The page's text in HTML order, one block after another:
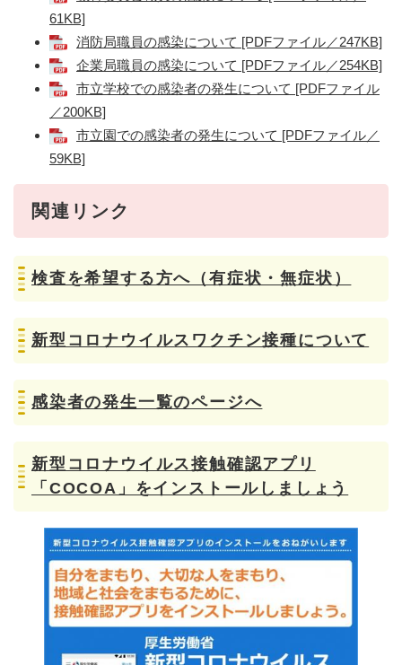
61KB]
消防局職員の感染について [PDFファイル／247KB]
企業局職員の感染について [PDFファイル／254KB]
市立学校での感染者の発生について [PDFファイル
／200KB]
市立園での感染者の発生について [PDFファイル／
59KB]
関連リンク
検査を希望する方へ（有症状・無症状）
新型コロナウイルスワクチン接種について
感染者の発生一覧のページへ
新型コロナウイルス接触確認アプリ
「COCOA」をインストールしましょう